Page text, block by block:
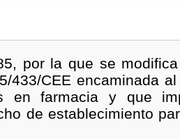
por la que se
CEE encaminada
en farmacia y que
de establecimiento